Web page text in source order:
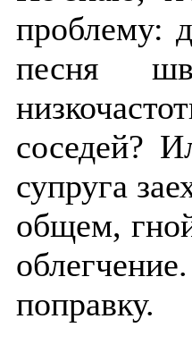
проблему:
песня
соседей?
супруга
общем,
поправку.